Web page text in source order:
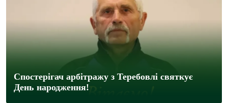
Спостерігач арбітражу з Теребовлі святкує
День народження!